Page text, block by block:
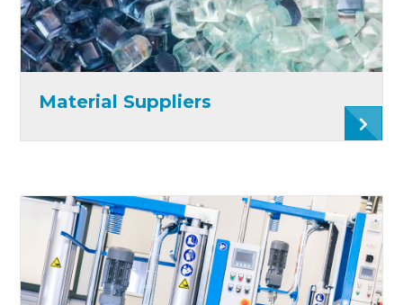
Material Suppliers